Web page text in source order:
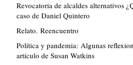
Revocatoria de alcaldes alternativos
caso de Daniel Quintero
Relato. Reencuentro
Política y pandemia: Algunas
artículo de Susan Watkins